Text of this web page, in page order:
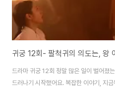
귀궁 12회- 팔척귀의 의도는, 왕
드라마 귀궁 12회 정말 많은 일이 벌어졌
드러나기 시작했어요. 복잡한 이야기, 지